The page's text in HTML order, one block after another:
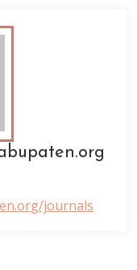
journals